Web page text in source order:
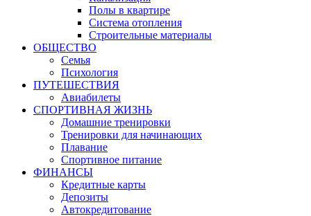
Полы в квартире
Система отопления
Строительные материалы
ОБЩЕСТВО
Семья
Психология
ПУТЕШЕСТВИЯ
Авиабилеты
СПОРТИВНАЯ ЖИЗНЬ
Домашние тренировки
Тренировки для начинающих
Плавание
Спортивное питание
ФИНАНСЫ
Кредитные карты
Депозиты
Автокредитование